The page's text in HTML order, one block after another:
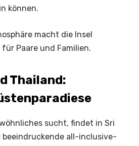
können.
macht die Insel
Paare und Familien.
Thailand:
sucht, findet in Sri
beeindruckende all-inclusive-